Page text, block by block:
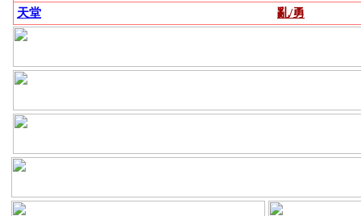
天堂 亂/勇